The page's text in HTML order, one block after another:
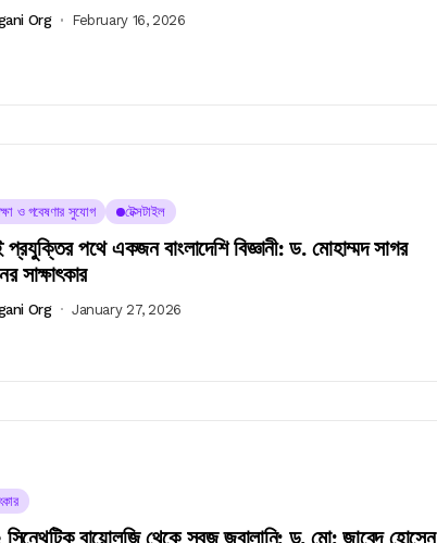
Org February 16, 2026
ও গবেষণার সুযোগ টেক্সটাইল
পথে একজন বাংলাদেশি বিজ্ঞানী: ড. মোহাম্মদ সাগর
সাক্ষাৎকার
Org January 27, 2026
বায়োলজি থেকে সবুজ জ্বালানি: ড. মো: জাবেদ হোসেন